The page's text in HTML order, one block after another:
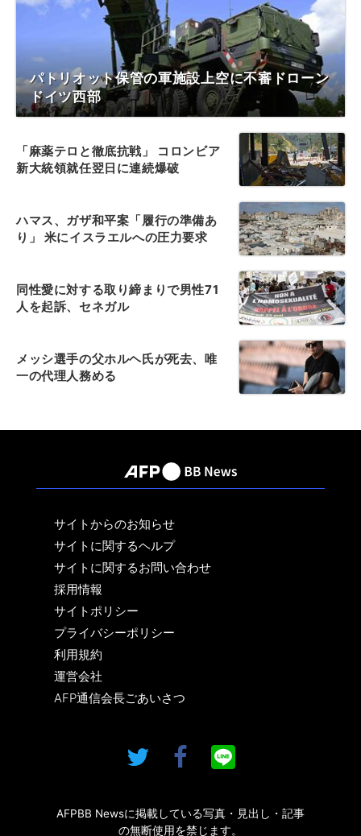
パトリオット保管の軍施設上空に不審ドローン
ドイツ西部
「麻薬テロと徹底抗戦」 コロンビア
新大統領就任翌日に連続爆破
ハマス、ガザ和平案「履行の準備あ
り」 米にイスラエルへの圧力要求
同性愛に対する取り締まりで男性71
人を起訴、セネガル
メッシ選手の父ホルヘ氏が死去、唯
一の代理人務める
サイトからのお知らせ
サイトに関するヘルプ
サイトに関するお問い合わせ
採用情報
サイトポリシー
プライバシーポリシー
利用規約
運営会社
AFP通信会長ごあいさつ
AFPBB Newsに掲載している写真・見出し・記事
の無断使用を禁じます。